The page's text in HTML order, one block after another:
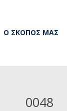
Ο ΣΚΟΠΟΣ ΜΑΣ
0048